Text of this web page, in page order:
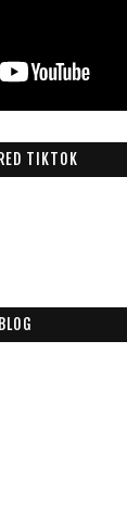
TIKTOK